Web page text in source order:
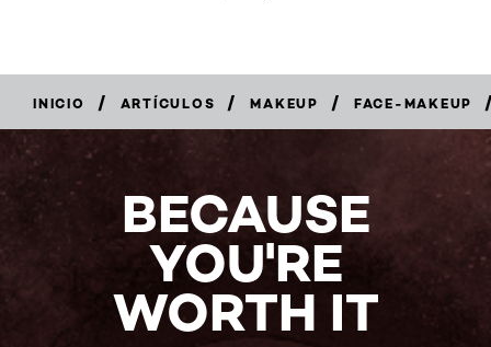
INICIO / ARTÍCULOS / MAKEUP / FACE-MAKEUP /
BECAUSE
YOU'RE
WORTH IT